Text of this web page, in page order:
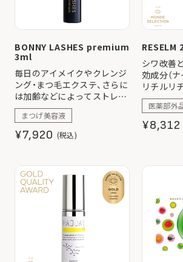
BONNY LASHES premium
3ml
毎日のアイメイクやクレンジ
ング・まつ毛エクステ、さらに
は加齢などによってストレス
やダメージを感じてしまった
まつ毛を優しくケア。
まつげ美容液
¥7,920 (税込)
RESELM
シワ改善
効成分（
リチルリ
配合の美
ワイトフ
い香りで
ュ。
医薬部外
¥8,312